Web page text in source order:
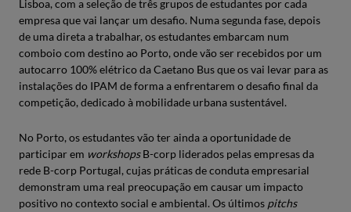
Lisboa, com a seleção de três grupos de estudantes por cada
empresa que vai lançar um desafio. Numa segunda fase, depois
de uma direta a trabalhar, os estudantes embarcam num
comboio com destino ao Porto, onde vão ser recebidos por um
autocarro 100% elétrico da Caetano Bus que os vai levar para as
instalações do IPAM de forma a enfrentarem o desafio final da
competição, dedicado à mobilidade urbana sustentável.
No Porto, os estudantes vão ter ainda a oportunidade de
participar em workshopsB-corp liderados pelas empresas da
rede B-corp Portugal, cujas práticas de conduta empresarial
demonstram uma real preocupação em causar um impacto
positivo no contexto social e ambiental. Os últimos pitchs